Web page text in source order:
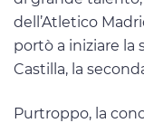
dell’Atletico
portò a iniziare la
Castilla, la
Purtroppo, la